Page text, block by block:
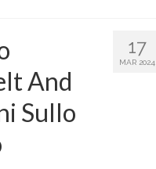
17
MAR 2024
And
Sullo